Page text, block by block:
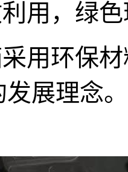
用，绿
用环保
展理念。